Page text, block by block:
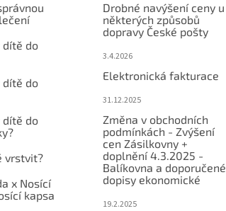
dítě do
dítě do
dítě do
vrstvit?
x Nosící
kapsa
Drobné navýšení ceny u
některých způsobů
dopravy České pošty
3.4.2026
Elektronická fakturace
31.12.2025
Změna v obchodních
podmínkách - Zvýšení
cen Zásilkovny +
doplnění 4.3.2025 -
Balíkovna a doporučené
dopisy ekonomické
19.2.2025